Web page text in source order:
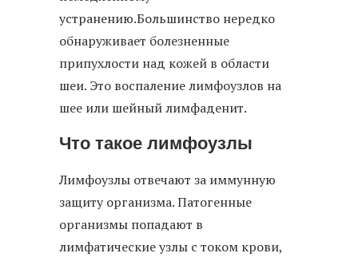
устранению.Большинство нередко
обнаруживает болезненные
припухлости над кожей в области
шеи. Это воспаление лимфоузлов на
шее или шейный лимфаденит.
Что такое лимфоузлы
Лимфоузлы отвечают за иммунную
защиту организма. Патогенные
организмы попадают в
лимфатические узлы с током крови,